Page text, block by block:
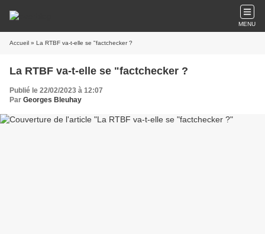
MENU
Accueil » La RTBF va-t-elle se "factchecker ?
La RTBF va-t-elle se "factchecker ?
Publié le 22/02/2023 à 12:07
Par Georges Bleuhay